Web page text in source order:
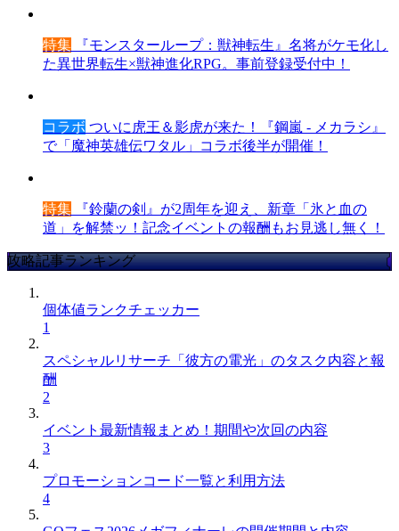
特集 『モンスターループ：獣神転生』名将がケモ化し
た異世界転生×獣神進化RPG。事前登録受付中！
コラボ ついに虎王＆影虎が来た！『鋼嵐 - メカラシ』
で「魔神英雄伝ワタル」コラボ後半が開催！
特集 『鈴蘭の剣』が2周年を迎え、新章「氷と血の
道」を解禁ッ！記念イベントの報酬もお見逃し無く！
攻略記事ランキング
個体値ランクチェッカー
1
スペシャルリサーチ「彼方の電光」のタスク内容と報
酬
2
イベント最新情報まとめ！期間や次回の内容
3
プロモーションコード一覧と利用方法
4